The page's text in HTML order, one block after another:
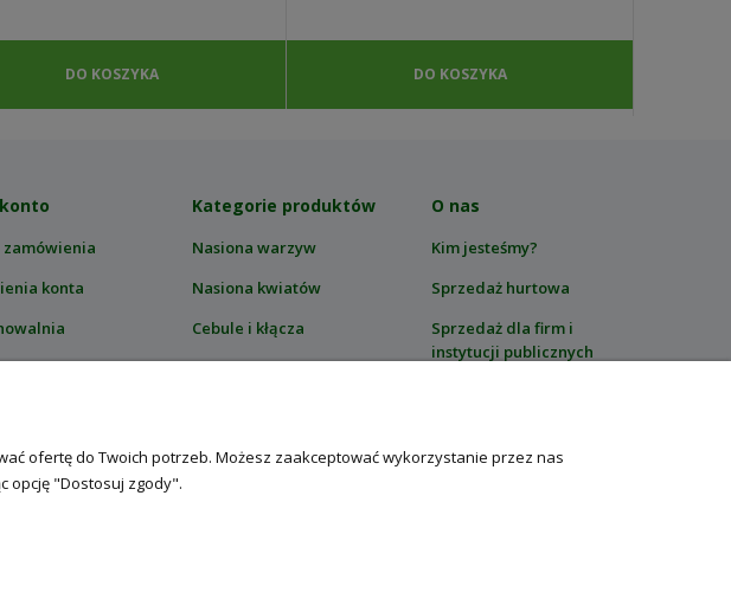
DO KOSZYKA DO KOSZYKA
konta
Kategorie produktów
Nasiona warzyw
Nasiona kwiatów
Cebule i kłącza
Trawy i mieszanki
Nawozy
O nas
Kim jesteśmy?
Sprzedaż hurtowa
Sprzedaż dla firm i
instytucji publicznych
ofertę do Twoich potrzeb. Możesz zaakceptować wykorzystanie przez nas
opcję "Dostosuj zgody".